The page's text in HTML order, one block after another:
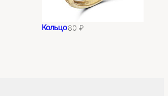
Кольцо80 ₽